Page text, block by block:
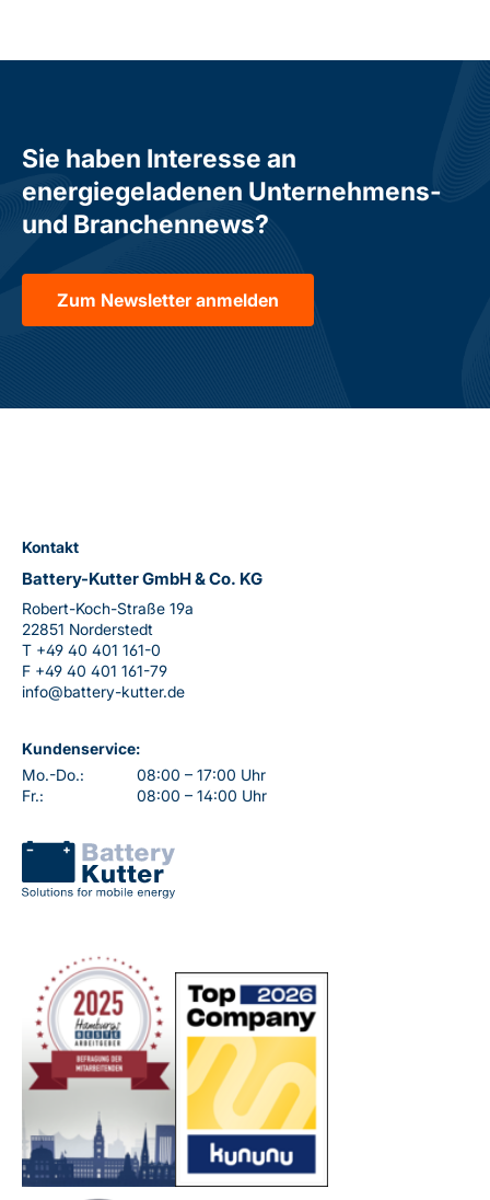
Sie haben Interesse an
energiegeladenen Unternehmens-
und Branchennews?
Zum Newsletter anmelden
Kontakt
Battery-Kutter GmbH & Co. KG
Robert-Koch-Straße 19a
22851 Norderstedt
T +49 40 401 161-0
F +49 40 401 161-79
info@battery-kutter.de
Kundenservice:
Mo.-Do.:
08:00 – 17:00 Uhr
Fr.:
08:00 – 14:00 Uhr